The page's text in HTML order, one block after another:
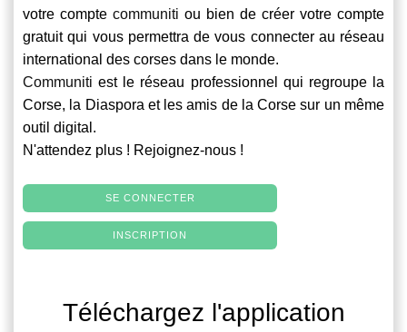
votre compte communiti ou bien de créer votre compte
gratuit qui vous permettra de vous connecter au réseau
international des corses dans le monde.
Communiti est le réseau professionnel qui regroupe la
Corse, la Diaspora et les amis de la Corse sur un même
outil digital.
N'attendez plus ! Rejoignez-nous !
SE CONNECTER
INSCRIPTION
Téléchargez l'application